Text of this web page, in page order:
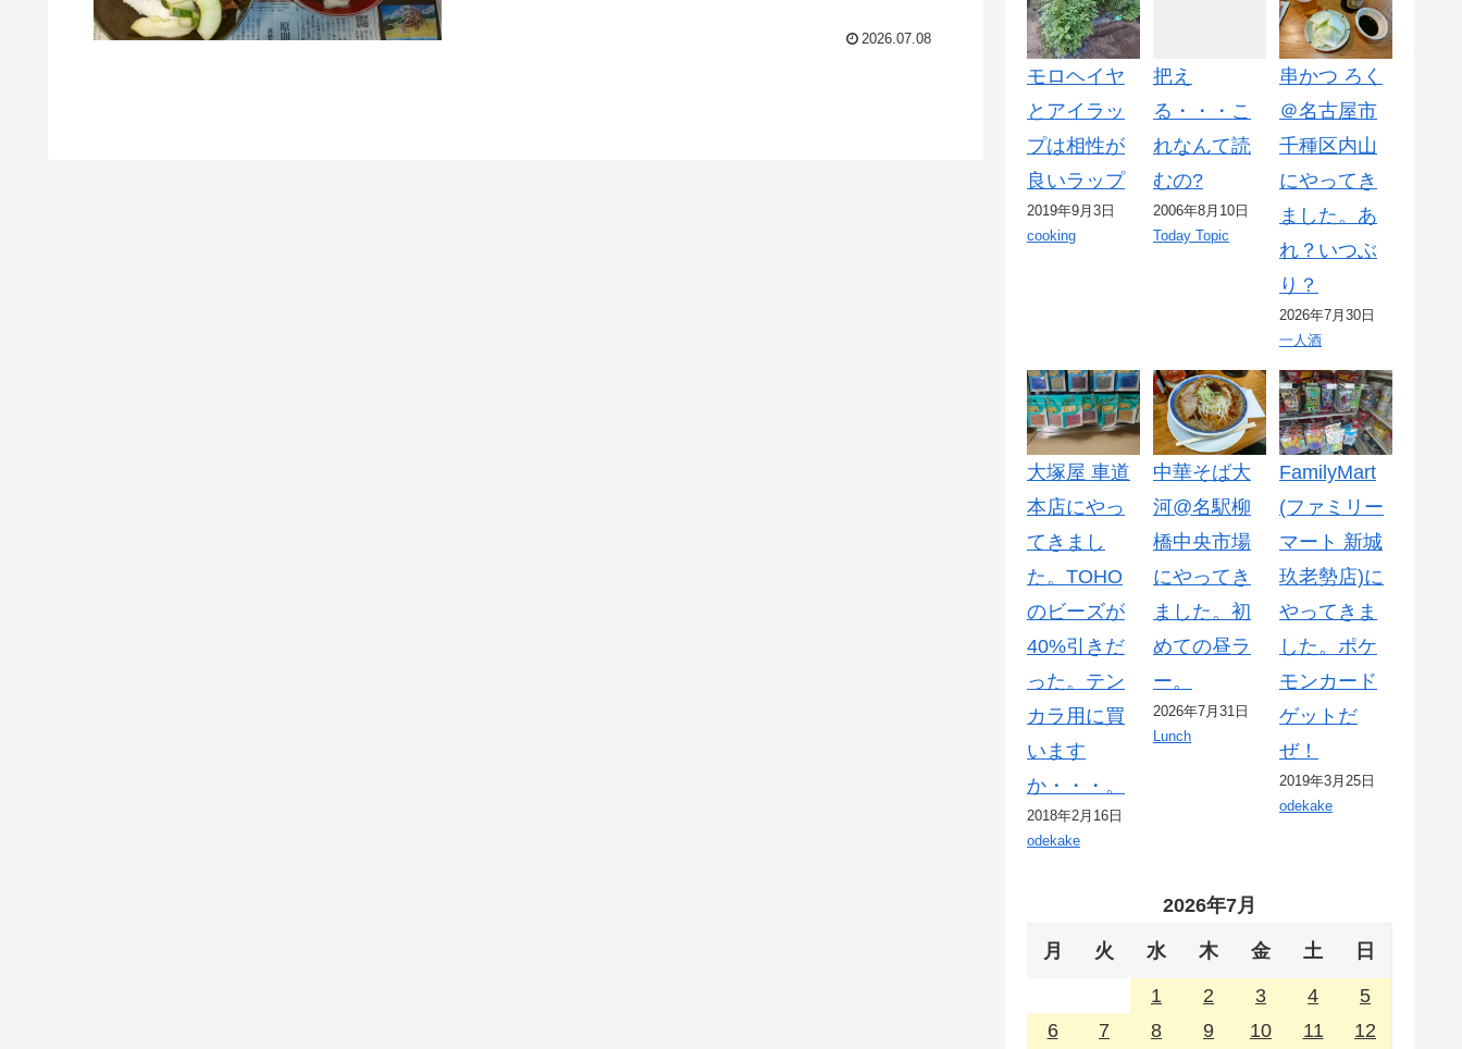
2026.07.08
モロヘイヤ
とアイラッ
プは相性が
良いラップ
2019年9月3日
cooking
把え
る・・・こ
れなんて読
むの?
2006年8月10日
Today Topic
串かつ ろく
＠名古屋市
千種区内山
にやってき
ました。あ
れ？いつぶ
り？
2026年7月30日
一人酒
大塚屋 車道
本店にやっ
てきまし
た。TOHO
のビーズが
40%引きだ
った。テン
カラ用に買
います
か・・・。
2018年2月16日
odekake
中華そば大
河@名駅柳
橋中央市場
にやってき
ました。初
めての昼ラ
ー。
2026年7月31日
Lunch
FamilyMart
(ファミリー
マート 新城
玖老勢店)に
やってきま
した。ポケ
モンカード
ゲットだ
ぜ！
2019年3月25日
odekake
2026年7月
月 火 水 木 金 土 日
1 2 3 4
5
6
7 8 9 10 11
12